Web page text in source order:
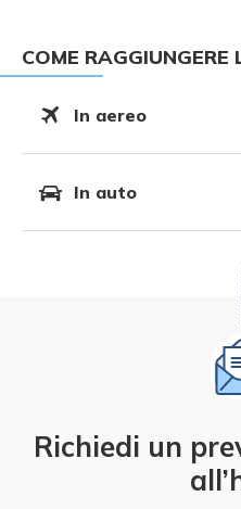
COME RAGGIUNGERE
In aereo
In auto
Richiedi un